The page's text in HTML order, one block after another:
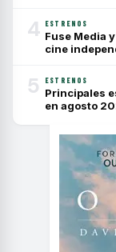
4 ESTRENOS
Fuse Media
cine
5 ESTRENOS
Principales
en agosto